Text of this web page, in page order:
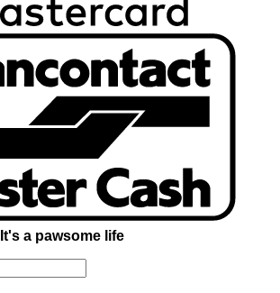
It's a pawsome life